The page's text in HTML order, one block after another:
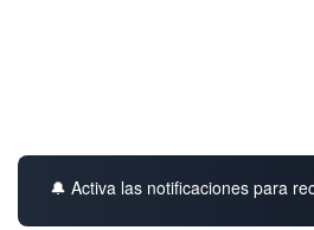
🔔 Activa las notificaciones para